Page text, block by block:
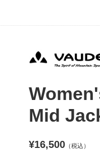
Mid
¥16,500 （税込）